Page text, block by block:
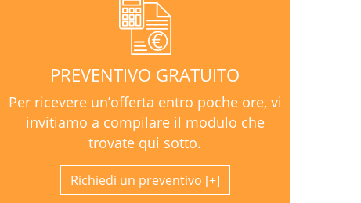
PREVENTIVO GRATUITO
Per ricevere un’offerta entro poche ore, vi
invitiamo a compilare il modulo che
trovate qui sotto.
Richiedi un preventivo